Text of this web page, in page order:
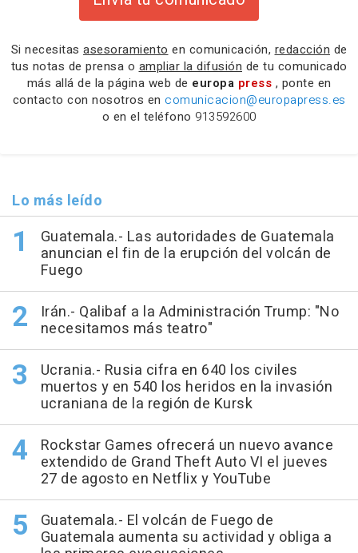
Si necesitas asesoramiento en comunicación, redacción de
tus notas de prensa o ampliar la difusión de tu comunicado
más allá de la página web de europa press , ponte en
contacto con nosotros en comunicacion@europapress.es
o en el teléfono 913592600
Lo más leído
Guatemala.- Las autoridades de Guatemala
anuncian el fin de la erupción del volcán de
Fuego
Irán.- Qalibaf a la Administración Trump: "No
necesitamos más teatro"
Ucrania.- Rusia cifra en 640 los civiles
muertos y en 540 los heridos en la invasión
ucraniana de la región de Kursk
Rockstar Games ofrecerá un nuevo avance
extendido de Grand Theft Auto VI el jueves
27 de agosto en Netflix y YouTube
Guatemala.- El volcán de Fuego de
Guatemala aumenta su actividad y obliga a